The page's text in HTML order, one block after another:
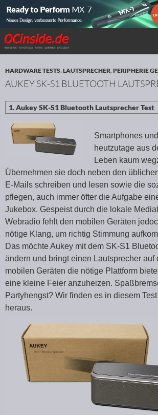
Redaktion ocinside.de PC Hardware
Suchen
ZUM INHALT SPRINGEN
HARDWARE TESTS,LAUTSPRECHER,PERIPHERIE
AUKEY SK-S1 BLUETOOTH
Smartphones
heutzutage aus
Leben kaum
Übernehmen sie doch neben den
E-Mails schreiben und lesen sowie die
pflegen, auch immer öfter die Aufgabe
Jukebox. Gespeist durch die lokale
Webradio fehlt den mobilen Geräten
nötige Klang, um richtig Stimmung
Das möchte Aukey mit dem SK-S1
ändern und bringt einen Lautsprecher auf
mobilen Geräten die nötige Plattform
eine kleine Feier anzuheizen.
Partyhengst? Wir finden es in diesem
heraus.